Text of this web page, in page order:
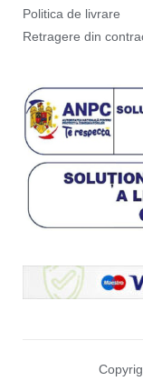
Politica de livrare
Retragere din